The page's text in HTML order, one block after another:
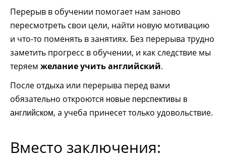
Перерыв в обучении помогает нам заново
пересмотреть свои цели, найти новую мотивацию
и что-то поменять в занятиях. Без перерыва трудно
заметить прогресс в обучении, и как следствие мы
теряем желание учить английский.
После отдыха или перерыва перед вами
обязательно откроются новые перспективы в
английском, а учеба принесет только удовольствие.
Вместо заключения: